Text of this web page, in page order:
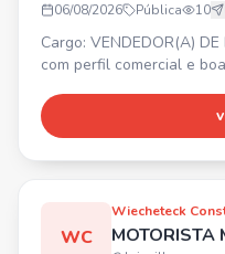
06/08/2026 Pública 10
Cargo: VENDEDOR(A) DE
com perfil comercial e
com vendas high ticket,
Remuneração fixa de
WC
Wiecheteck
MOTORISTA